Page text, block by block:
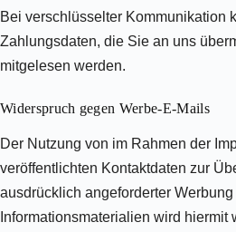
Bei verschlüsselter Kommunikation
Zahlungsdaten, die Sie an uns
mitgelesen werden.
Widerspruch gegen Werbe-E-Mails
Der Nutzung von im Rahmen der
veröffentlichten Kontaktdaten zur
ausdrücklich angeforderter Werbung
Informationsmaterialien wird hiermit